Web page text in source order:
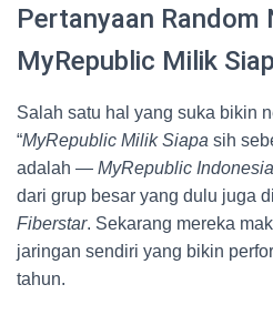
Pertanyaan Random
MyRepublic Milik
Salah satu hal yang suka bikin
“MyRepublic Milik Siapa sih
adalah — MyRepublic Indonesia
dari grup besar yang dulu juga
Fiberstar. Sekarang mereka
jaringan sendiri yang bikin
tahun.